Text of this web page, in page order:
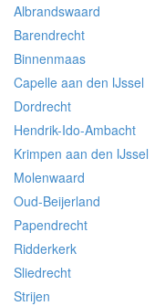
Albrandswaard
Barendrecht
Binnenmaas
Capelle aan den IJssel
Dordrecht
Hendrik-Ido-Ambacht
Krimpen aan den IJssel
Molenwaard
Oud-Beijerland
Papendrecht
Ridderkerk
Sliedrecht
Strijen